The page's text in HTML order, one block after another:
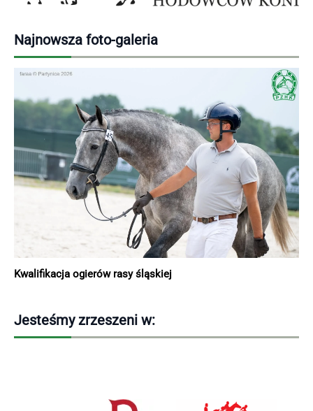
Najnowsza foto-galeria
Kwalifikacja ogierów rasy śląskiej
Jesteśmy zrzeszeni w: